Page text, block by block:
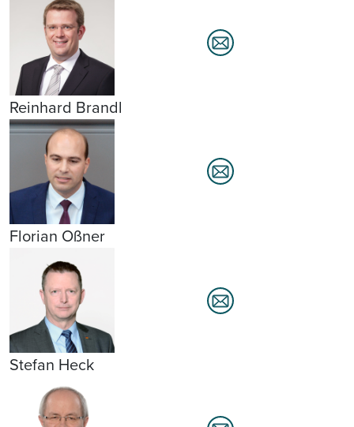
Reinhard Brandl
Florian Oßner
Stefan Heck